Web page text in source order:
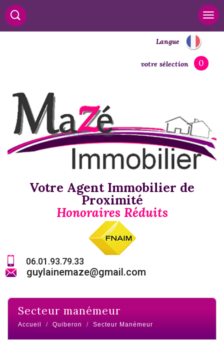
Langue
votre sélection 0
Votre Agent Immobilier de
Proximité
Honoraires Réduits
06.01.93.79.33
guylainemaze@gmail.com
secteur manémeur
Accueil Quiberon Secteur Manémeur